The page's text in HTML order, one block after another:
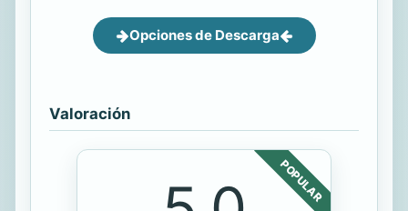
Opciones de Descarga
Valoración
POPULAR